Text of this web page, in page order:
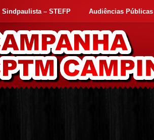
Sindpaulista – STEFP Audiências Públicas